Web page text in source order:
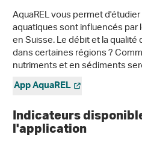
AquaREL vous permet
aquatiques sont influencés
en Suisse. Le débit et la
dans certaines régions ?
nutriments et en sédiments
App AquaREL
Indicateurs
l'application